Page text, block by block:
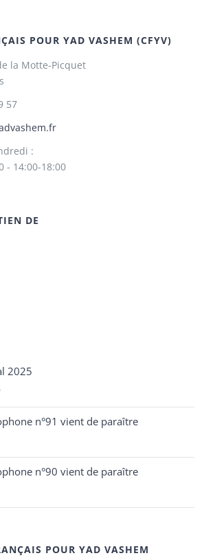
POUR YAD VASHEM (CFYV)
la Motte-Picquet
57
:
- 14:00-18:00
DE
2025
n°91 vient de paraître
n°90 vient de paraître
POUR YAD VASHEM